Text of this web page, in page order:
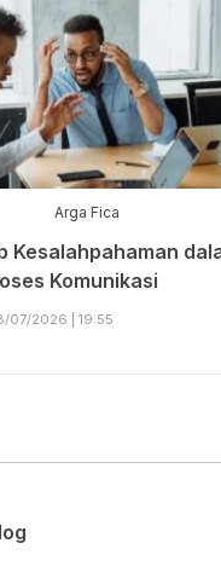
Arga Fica
Kesalahpahaman
Komunikasi
07/2026 | 19:55